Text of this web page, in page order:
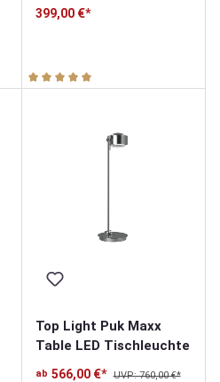
hte
399,00 €*
Durchschnittliche Bewertung
Top Light Puk Maxx
Table LED Tischleuchte
ab 566,00 €* UVP: 760,00 €*